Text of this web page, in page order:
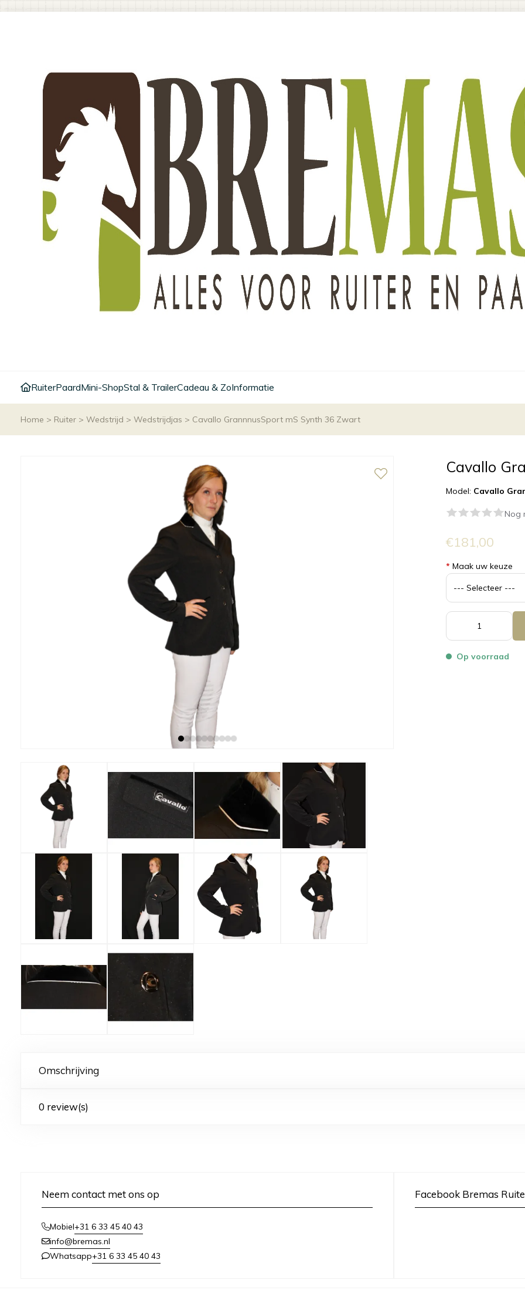
RuiterPaardMini-ShopStal & TrailerCadeau & ZoInformatie
Home > Ruiter > Wedstrijd > Wedstrijdjas > Cavallo GrannnusSport mS Synth 36 Zwart
Cavallo
Model: Cavallo
Nog
€181,00
* Maak uw keuze
Op voorraad
Omschrijving
0 review(s)
Neem contact met ons op
Mobiel+31 6 33 45 40 43
info@bremas.nl
Whatsapp+31 6 33 45 40 43
Facebook Bremas